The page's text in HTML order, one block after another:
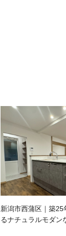
新潟市西蒲区｜築
るナチュラルモダン